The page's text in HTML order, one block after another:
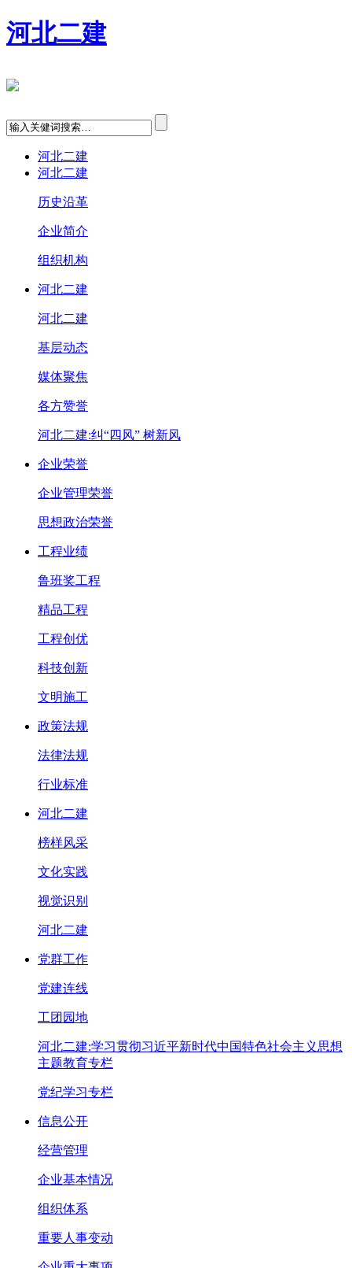
河北二建
河北二建
河北二建
历史沿革
企业简介
组织机构
河北二建
河北二建
基层动态
媒体聚焦
各方赞誉
河北二建:纠“四风” 树新风
企业荣誉
企业管理荣誉
思想政治荣誉
工程业绩
鲁班奖工程
精品工程
工程创优
科技创新
文明施工
政策法规
法律法规
行业标准
河北二建
榜样风采
文化实践
视觉识别
河北二建
党群工作
党建连线
工团园地
河北二建:学习贯彻习近平新时代中国特色社会主义思想
主题教育专栏
党纪学习专栏
信息公开
经营管理
企业基本情况
组织体系
重要人事变动